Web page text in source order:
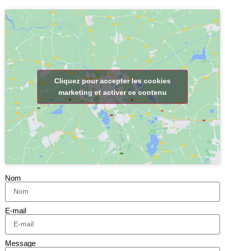
Cliquez pour accepter les cookies
marketing et activer ce contenu
Nom
E-mail
Message